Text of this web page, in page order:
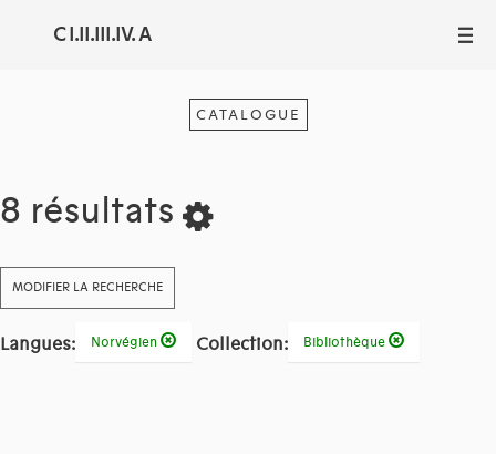
C I.II.III.IV. A III
CATALOGUE
8 résultats
MODIFIER LA RECHERCHE
Langues: Norvégien Collection: Bibliothèque